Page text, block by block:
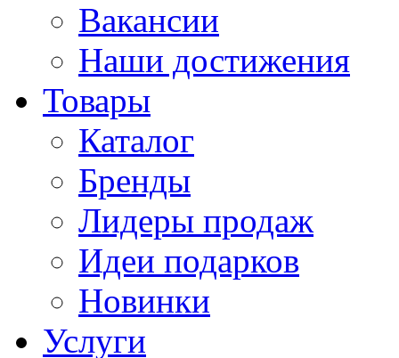
Вакансии
Наши достижения
Товары
Каталог
Бренды
Лидеры продаж
Идеи подарков
Новинки
Услуги